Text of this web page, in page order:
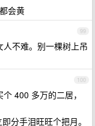
会黄
99
不难。别一棵树上吊
100
400 多万的二居，
分手泪旺旺个把月。